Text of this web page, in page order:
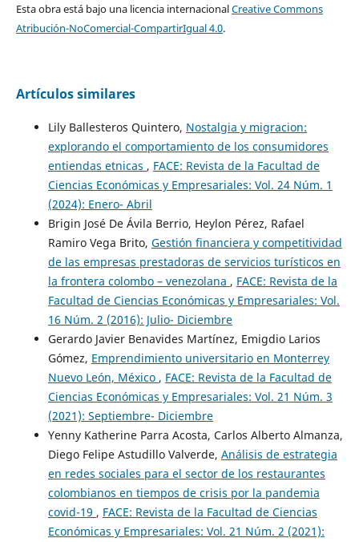
Esta obra está bajo una licencia internacionalCreative Commons
Atribución-NoComercial-CompartirIgual 4.0.
Artículos similares
Lily Ballesteros Quintero, Nostalgia y migracion:
explorando el comportamiento de los consumidores
entiendas etnicas , FACE: Revista de la Facultad de
Ciencias Económicas y Empresariales: Vol. 24 Núm. 1
(2024): Enero- Abril
Brigin José De Ávila Berrio, Heylon Pérez, Rafael
Ramiro Vega Brito, Gestión financiera y competitividad
de las empresas prestadoras de servicios turísticos en
la frontera colombo – venezolana , FACE: Revista de la
Facultad de Ciencias Económicas y Empresariales: Vol.
16 Núm. 2 (2016): Julio- Diciembre
Gerardo Javier Benavides Martínez, Emigdio Larios
Gómez, Emprendimiento universitario en Monterrey
Nuevo León, México , FACE: Revista de la Facultad de
Ciencias Económicas y Empresariales: Vol. 21 Núm. 3
(2021): Septiembre- Diciembre
Yenny Katherine Parra Acosta, Carlos Alberto Almanza,
Diego Felipe Astudillo Valverde, Análisis de estrategia
en redes sociales para el sector de los restaurantes
colombianos en tiempos de crisis por la pandemia
covid-19 , FACE: Revista de la Facultad de Ciencias
Económicas y Empresariales: Vol. 21 Núm. 2 (2021):